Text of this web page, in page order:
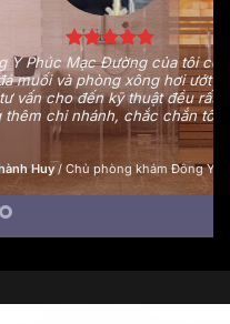
của tôi có sắm hệ thống
hơi ướt của Anmes. Đội
đều rất tận tình và chu
chắn tôi sẽ vẫn tin tưởng
khám Đông Y Phúc Mạc Đường